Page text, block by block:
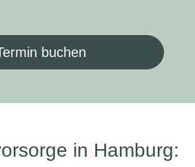
buchen
in Hamburg: